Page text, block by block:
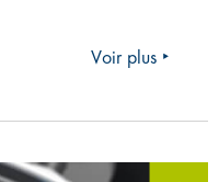
Voir plus ‣